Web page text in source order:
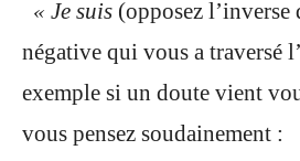
« Je suis (opposez l’inverse
négative qui vous a traversé
exemple si un doute vient
vous pensez soudainement :